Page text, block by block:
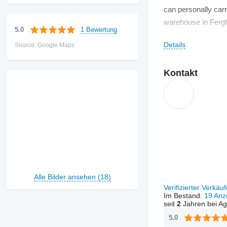
5.0 1 Bewertung
Source: Google Maps
Alle Bilder ansehen (18)
can personally
warehouse in
Our main goal: to
track their order
Details
Kontakt
Verifizierter
Im Bestand: 19
seit 2Jahren bei
5.0